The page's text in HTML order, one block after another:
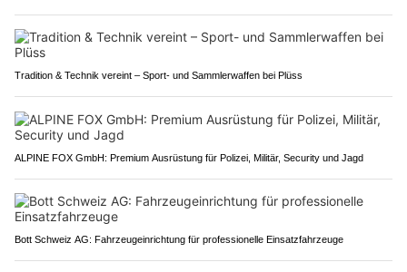
Tradition & Technik vereint – Sport- und Sammlerwaffen bei Plüss
ALPINE FOX GmbH: Premium Ausrüstung für Polizei, Militär, Security und Jagd
Bott Schweiz AG: Fahrzeugeinrichtung für professionelle Einsatzfahrzeuge